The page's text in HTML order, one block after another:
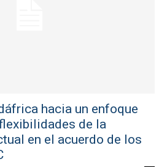
hacia un enfoque
de la
en el acuerdo de los